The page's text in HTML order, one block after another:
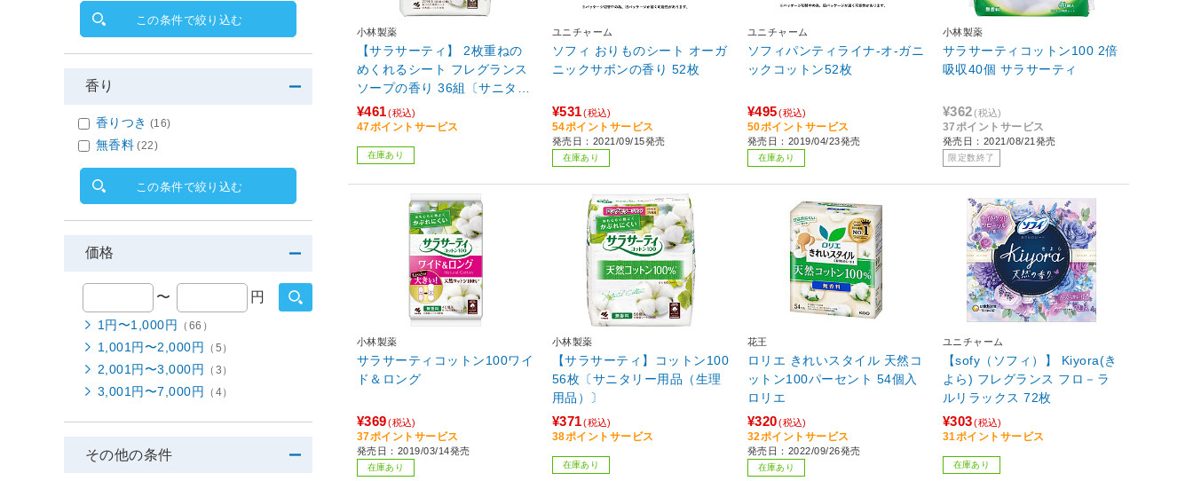
小林製薬
【サラサーティ】 2枚重ねの
めくれるシート フレグランス
ソープの香り 36組〔サニタリ
ー用品（生理用品）〕
¥461 (税込)
47ポイントサービス
在庫あり
ユニチャーム
ソフィ おりものシート オーガ
ニックサボンの香り 52枚
¥531 (税込)
54ポイントサービス
発売日：2021/09/15発売
在庫あり
ユニチャーム
ソフィパンティライナ-オ-ガニ
ックコットン52枚
¥495 (税込)
50ポイントサービス
発売日：2019/04/23発売
在庫あり
小林製薬
サラサーティコットン100 2倍
吸収40個 サラサーティ
¥362 (税込)
37ポイントサービス
発売日：2021/08/21発売
限定数終了
小林製薬
サラサーティコットン100ワイ
ド＆ロング
¥369 (税込)
37ポイントサービス
発売日：2019/03/14発売
在庫あり
小林製薬
【サラサーティ】コットン100
56枚〔サニタリー用品（生理
用品）〕
¥371 (税込)
38ポイントサービス
在庫あり
花王
ロリエ きれいスタイル 天然コ
ットン100パーセント 54個入
ロリエ
¥320 (税込)
32ポイントサービス
発売日：2022/09/26発売
在庫あり
ユニチャーム
【sofy（ソフィ）】 Kiyora(き
よら) フレグランス フロ－ラ
ルリラックス 72枚
¥303 (税込)
31ポイントサービス
在庫あり
この条件で絞り込む
香り
香りつき (16)
無香料 (22)
この条件で絞り込む
価格
〜 円
1円〜1,000円 （66）
1,001円〜2,000円 （5）
2,001円〜3,000円 （3）
3,001円〜7,000円 （4）
その他の条件